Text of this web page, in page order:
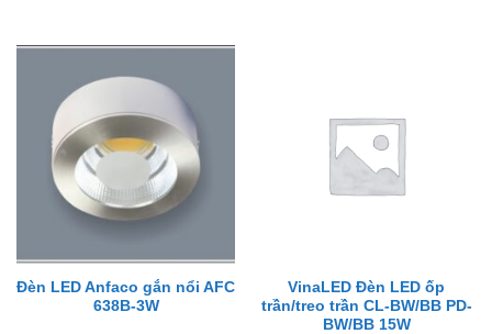
Đèn LED Anfaco gắn nổi AFC
638B-3W
VinaLED Đèn LED ốp
trần/treo trần CL-BW/BB PD-
BW/BB 15W